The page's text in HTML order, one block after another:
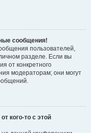
сообщения!
пользователей,
разделе. Если вы
от конкретного
модераторам; они могут
кого-то с этой